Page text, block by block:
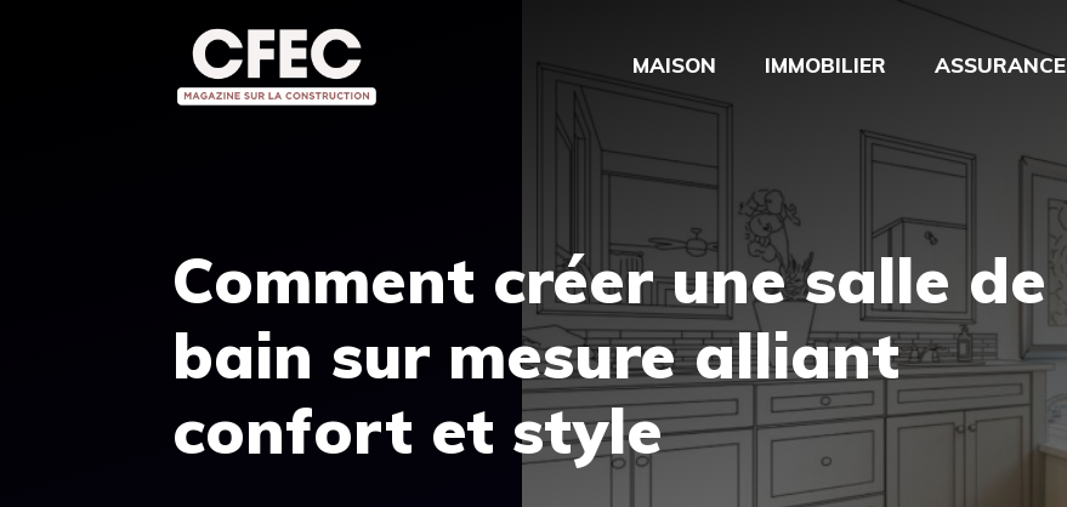
MAISON IMMOBILIER ASSURANCE
Comment créer une salle de
bain sur mesure alliant
confort et style